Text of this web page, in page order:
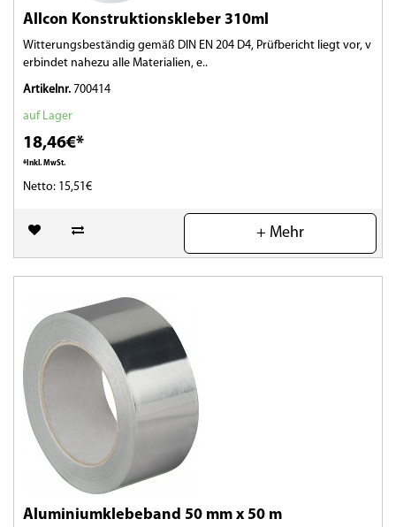
Allcon Konstruktionskleber 310ml
Witterungsbeständig gemäß DIN EN 204 D4, Prüfbericht liegt vor, v
erbindet nahezu alle Materialien, e..
Artikelnr. 700414
auf Lager
18,46€*
*Inkl. MwSt.
Netto: 15,51€
(0)
+ Mehr
Aluminiumklebeband 50 mm x 50 m